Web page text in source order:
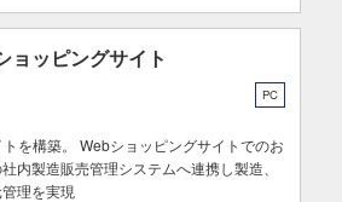
ッピングサイト
PC
を構築。 Webショッピングサイトでのお
内製造販売管理システムへ連携し製造、
理を実現